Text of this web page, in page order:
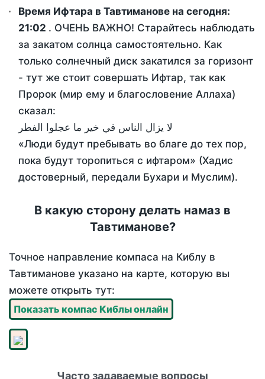
Время Ифтара в Тавтиманове на сегодня:
21:02 . ОЧЕНЬ ВАЖНО! Старайтесь наблюдать
за закатом солнца самостоятельно. Как
только солнечный диск закатился за горизонт
- тут же стоит совершать Ифтар, так как
Пророк (мир ему и благословение Аллаха)
сказал:
لا يزال الناس في خير ما عجلوا الفطر
«Люди будут пребывать во благе до тех пор,
пока будут торопиться с ифтаром» (Хадис
достоверный, передали Бухари и Муслим).
В какую сторону делать намаз в
Тавтиманове?
Точное направление компаса на Киблу в
Тавтиманове указано на карте, которую вы
можете открыть тут:
Показать компас Киблы онлайн
Часто задаваемые вопросы